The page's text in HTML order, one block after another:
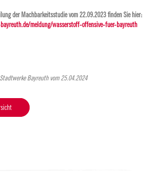
der Machbarkeitsstudie vom 22.09.2023 finden Sie hier:
meldung/wasserstoff-offensive-fuer-bayreuth
Bayreuth vom 25.04.2024